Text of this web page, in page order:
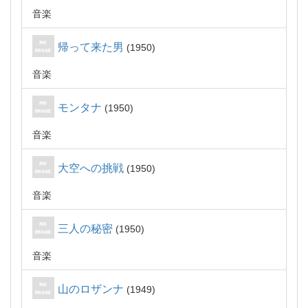
音楽
帰って来た男 1950
音楽
モンタナ 1950
音楽
大空への挑戦 1950
音楽
三人の秘密 1950
音楽
山のロザンナ 1949